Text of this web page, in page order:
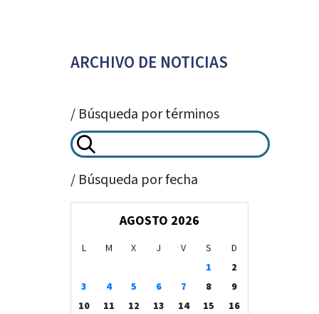
ARCHIVO DE NOTICIAS
/ Búsqueda por términos
/ Búsqueda por fecha
AGOSTO 2026
L M X J V S
D
1
2
3
4 5 6 7 8
9
10
11 12 13 14 15
16